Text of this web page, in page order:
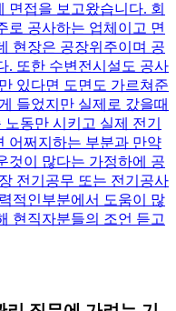
면접을 보고왔습니다. 회
로 공사하는 업체이고 면
현장은 공장위주이며 공
. 또한 수변전시설도 공사
있다면 도면도 가르쳐준
들었지만 실제로 갔을때
동만 시키고 실제 전기
어쩌지하는 부분과 만약
것이 많다는 가정하에 공
전기공무 또는 전기공사
적인부분에서 도움이 많
현직자분들의 조언 듣고